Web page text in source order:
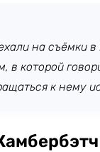
на съёмки
в которой
к нему